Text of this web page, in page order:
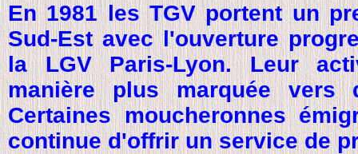
En 1981 les TGV portent un
Sud-Est avec l'ouverture
la LGV Paris-Lyon. Leur
manière plus marquée vers
Certaines moucheronnes
continue d'offrir un service de